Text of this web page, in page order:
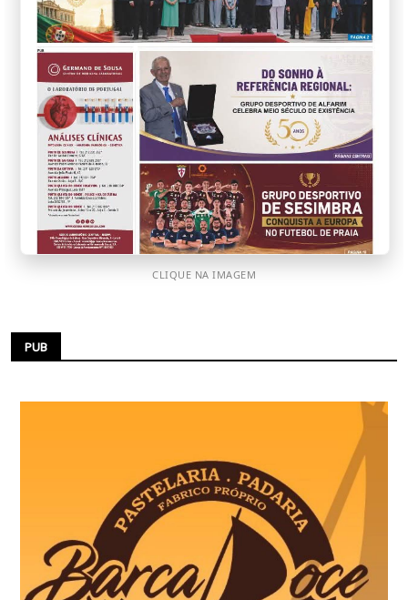
CLIQUE NA IMAGEM
PUB